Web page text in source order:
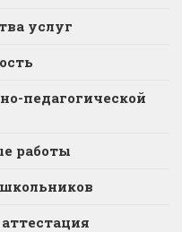
услуг
педагогической
работы